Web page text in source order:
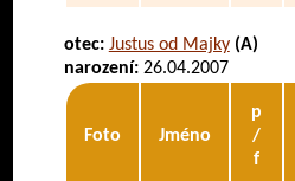
otec: Justus od Majky (A)
narození: 26.04.2007
Foto Jméno
p
/
f